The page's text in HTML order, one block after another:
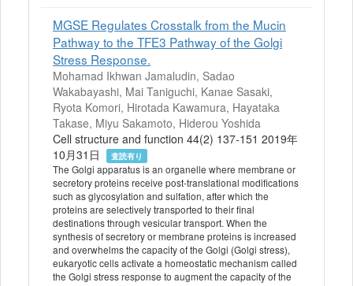
MGSE Regulates Crosstalk from the Mucin
Pathway to the TFE3 Pathway of the Golgi
Stress Response.
Mohamad Ikhwan Jamaludin, Sadao
Wakabayashi, Mai Taniguchi, Kanae Sasaki,
Ryota Komori, Hirotada Kawamura, Hayataka
Takase, Miyu Sakamoto, Hiderou Yoshida
Cell structure and function 44(2) 137-151 2019年
10月31日
査読有り
The Golgi apparatus is an organelle where membrane or
secretory proteins receive post-translational modifications
such as glycosylation and sulfation, after which the
proteins are selectively transported to their final
destinations through vesicular transport. When the
synthesis of secretory or membrane proteins is increased
and overwhelms the capacity of the Golgi (Golgi stress),
eukaryotic cells activate a homeostatic mechanism called
the Golgi stress response to augment the capacity of the